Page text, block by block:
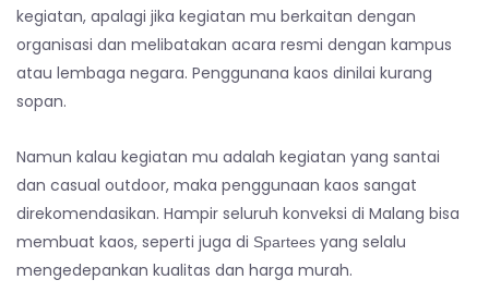
kegiatan, apalagi jika kegiatan mu berkaitan dengan
organisasi dan melibatakan acara resmi dengan kampus
atau lembaga negara. Penggunana kaos dinilai kurang
sopan.
Namun kalau kegiatan mu adalah kegiatan yang santai
dan casual outdoor, maka penggunaan kaos sangat
direkomendasikan. Hampir seluruh konveksi di Malang bisa
membuat kaos, seperti juga di Spartees yang selalu
mengedepankan kualitas dan harga murah.